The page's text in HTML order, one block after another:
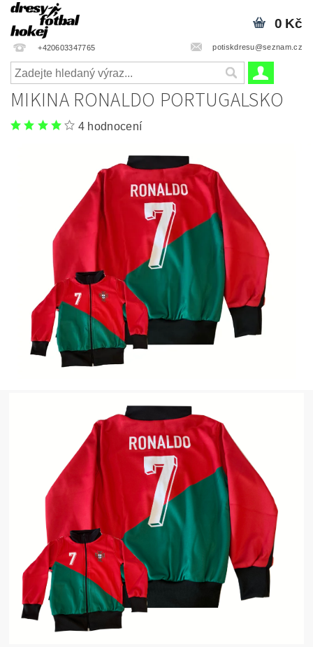
+420603347765 potiskdresu@seznam.cz
0 Kč
MIKINA RONALDO PORTUGALSKO
4 hodnocení